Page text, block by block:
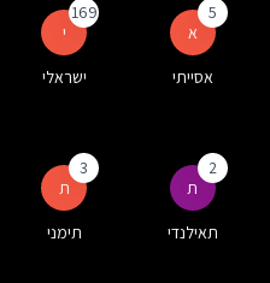
א
5
אסייתי
י
169
ישראלי
ת
2
תאילנדי
ת
3
תימני